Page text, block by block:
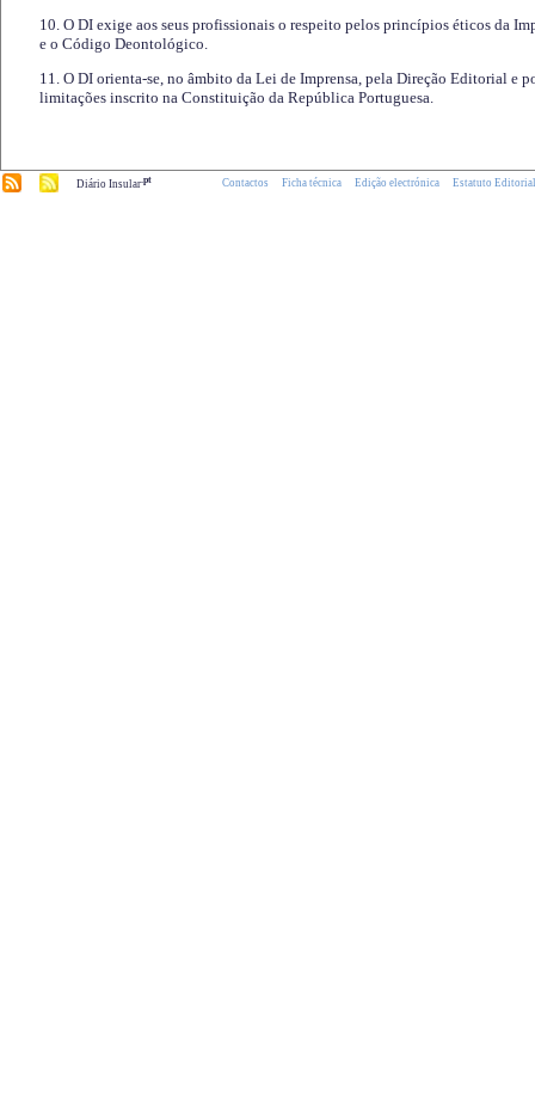
10. O DI exige aos seus profissionais o respeito pelos princípios éticos da
e o Código Deontológico.
11. O DI orienta-se, no âmbito da Lei de Imprensa, pela Direção Editorial e
limitações inscrito na Constituição da República Portuguesa.
Diário Insular.pt Contactos Ficha técnica Edição electrónica Estatuto Editorial